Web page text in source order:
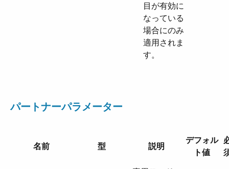
目が有効に
なっている
場合にのみ
適用されま
す。
パートナーパラメーター
名前 型 説明
デフォル
ト値